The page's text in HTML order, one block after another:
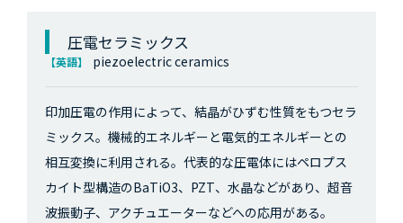
圧電セラミックス
【英語】 piezoelectric ceramics
印加圧電の作用によって、結晶がひずむ性質をもつセラ
ミックス。機械的エネルギーと電気的エネルギーとの
相互変換に利用される。代表的な圧電体にはペロプス
カイト型構造のBaTiO3、PZT、水晶などがあり、超音
波振動子、アクチュエーターなどへの応用がある。